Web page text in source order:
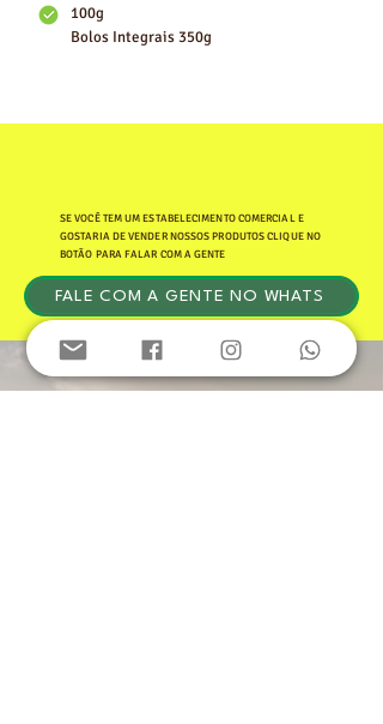
100g
Bolos Integrais 350g
SE VOCÊ TEM UM ESTABELECIMENTO COMERCIAL E
GOSTARIA DE VENDER NOSSOS PRODUTOS CLIQUE NO
BOTÃO PARA FALAR COM A GENTE
FALE COM A GENTE NO WHATS